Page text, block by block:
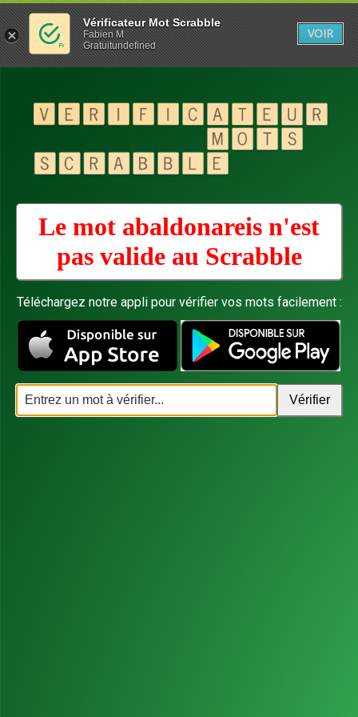
Le mot abaldonareis n'est
pas valide au Scrabble
Téléchargez notre appli pour vérifier vos mots facilement :
Vérificateur Mot Scrabble
Fabien M
Gratuitundefined
VOIR